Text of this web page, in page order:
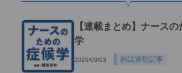
【連載まとめ】ナース
学
2026/08/03 雑誌連動記事